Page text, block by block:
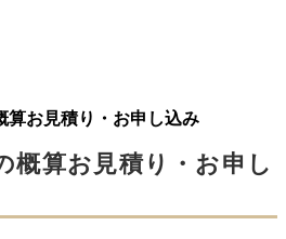
算お見積り・お申し込み
概算お見積り・お申し